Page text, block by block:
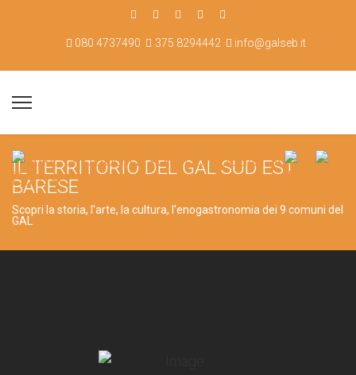
080 4737490 375 8294442 info@galseb.it
IL TERRITORIO DEL GAL SUD EST
BARESE
Scopri la storia, l'arte, la cultura, l'enogastronomia dei 9 comuni del
GAL